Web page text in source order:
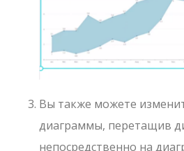
Вы также можете
диаграммы, перетащив
непосредственно на